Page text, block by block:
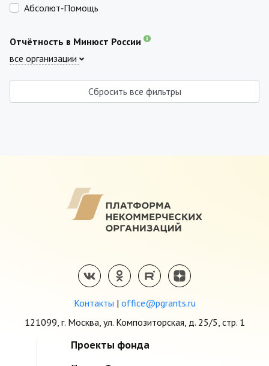
Абсолют‑Помощь
Отчётность в Минюст России
все организации
Сбросить все фильтры
Контакты | office@pgrants.ru
121099, г. Москва, ул. Композиторская, д. 25/5, стр. 1
Проекты фонда